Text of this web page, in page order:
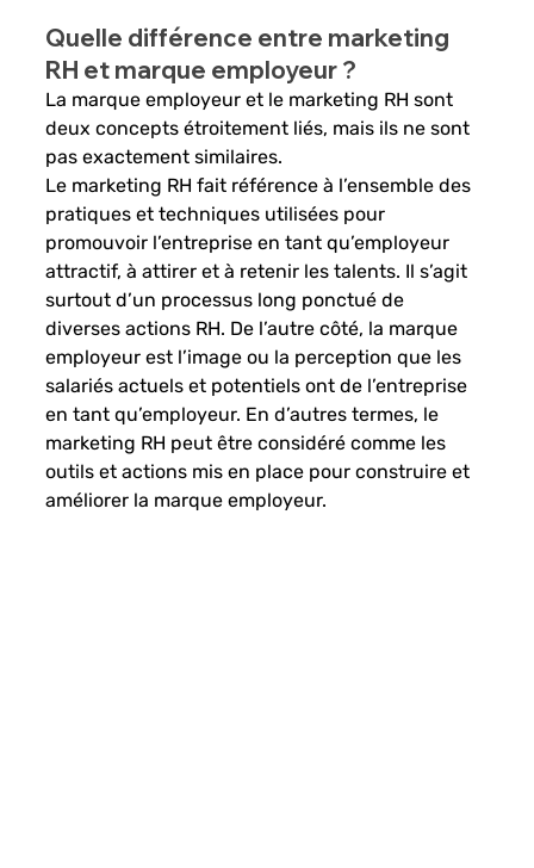
Quelle différence entre marketing
RH et marque employeur ?
La marque employeur et le marketing RH sont
deux concepts étroitement liés, mais ils ne sont
pas exactement similaires.
Le marketing RH fait référence à l’ensemble des
pratiques et techniques utilisées pour
promouvoir l’entreprise en tant qu’employeur
attractif, à attirer et à retenir les talents. Il s’agit
surtout d’un processus long ponctué de
diverses actions RH. De l’autre côté, la marque
employeur est l’image ou la perception que les
salariés actuels et potentiels ont de l’entreprise
en tant qu’employeur. En d’autres termes, le
marketing RH peut être considéré comme les
outils et actions mis en place pour construire et
améliorer la marque employeur.